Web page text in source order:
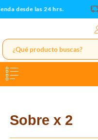
Ir
al
desde las 24 hrs.
Sobre x 2